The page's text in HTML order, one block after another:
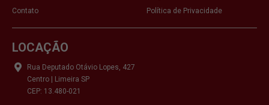
Contato
Política de Privacidade
LOCAÇÃO
Rua Deputado Otávio Lopes, 427
Centro | Limeira SP
CEP: 13.480-021